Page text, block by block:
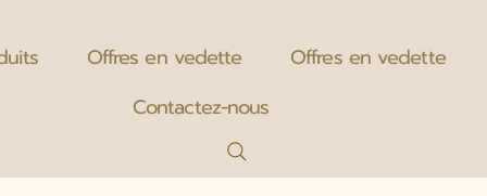
Offres en vedette
Offres en vedette
Contactez-nous